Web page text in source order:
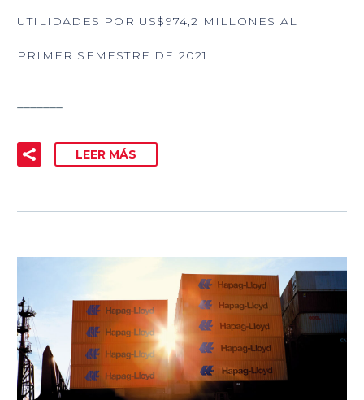
UTILIDADES POR US$974,2 MILLONES AL
PRIMER SEMESTRE DE 2021
LEER MÁS